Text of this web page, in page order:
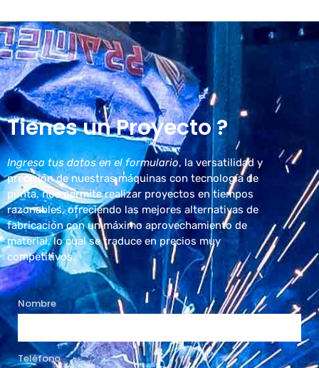
Tienes un Proyecto ?
Ingresa tus datos en el formulario, la versatilidad y
precisión de nuestras máquinas con tecnología de
punta, nos permite realizar proyectos en tiempos
razonables, ofreciendo las mejores alternativas de
fabricación con un máximo aprovechamiento de
material, lo cual se traduce en precios muy
competitivos.
Nombre
Teléfono